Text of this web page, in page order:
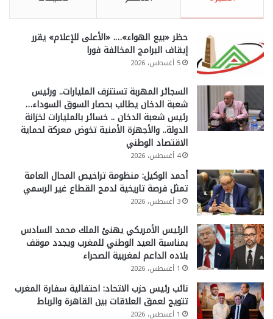
حظر «بيع الهواء»…. «الأعلى للإعلام» يقرر
إيقاف البرامج المخالفة فورا
5 أغسطس، 2026
السجائر المهربة تستنزف المليارات.. ورئيس
شعبة الدخان يطالب بحصار السوق السوداء…
رئيس شعبة الدخان .. خسائر بالمليارات لخزانة
الدولة.. والأجهزة الأمنية تخوض معركة لحماية
الاقتصاد الوطني
4 أغسطس، 2026
أحمد الوكيل: منظومة تراخيص المحال العامة
تمثل فرصة تاريخية لدمج القطاع غير الرسمي
3 أغسطس، 2026
الرئيس الأمريكي يهنئ الملك محمد السادس
بمناسبة العيد الوطني للمغرب ويجدد موقف
بلاده الداعم لمغربية الصحراء
1 أغسطس، 2026
نائب رئيس حزب الاتحاد: احتفالية سفارة المغرب
تتويج لعمق العلاقات بين القاهرة والرباط
1 أغسطس، 2026